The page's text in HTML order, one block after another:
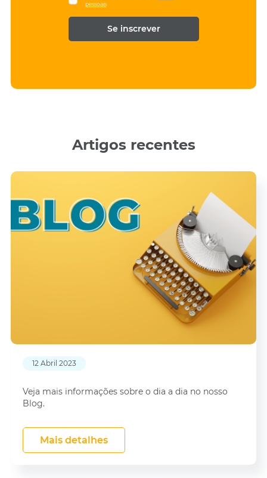
e
pessoais
Artigos recentes
12 Abril 2023
Veja mais informações sobre o dia a dia no nosso
Blog.
Mais detalhes